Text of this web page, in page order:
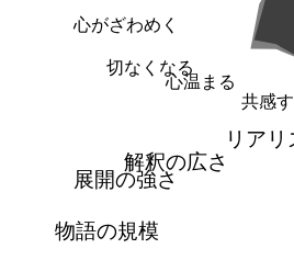
共感
心温まる
切なくなる
心がざわめく
リアリ
物語の規模
展開の強さ
解釈の広さ